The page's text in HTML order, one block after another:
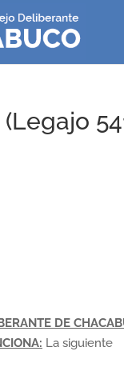
DE
La siguiente